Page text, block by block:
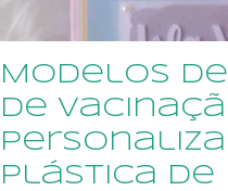
Modelos
de
plástica de